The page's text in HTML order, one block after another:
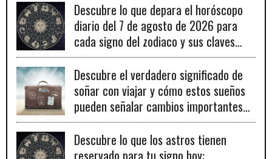
Descubre lo que depara el horóscopo
diario del 7 de agosto de 2026 para
cada signo del zodiaco y sus claves
para el éxito.
Descubre el verdadero significado de
soñar con viajar y cómo estos sueños
pueden señalar cambios importantes
en tu vida personal y profesional.
Descubre lo que los astros tienen